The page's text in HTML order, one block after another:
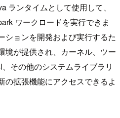
ランタイムとして使用して、
ワークロードを実行できま
ションを開発および実行するた
境が提供され、カーネル、ツー
その他のシステムライブラリ
の拡張機能にアクセスできるよ